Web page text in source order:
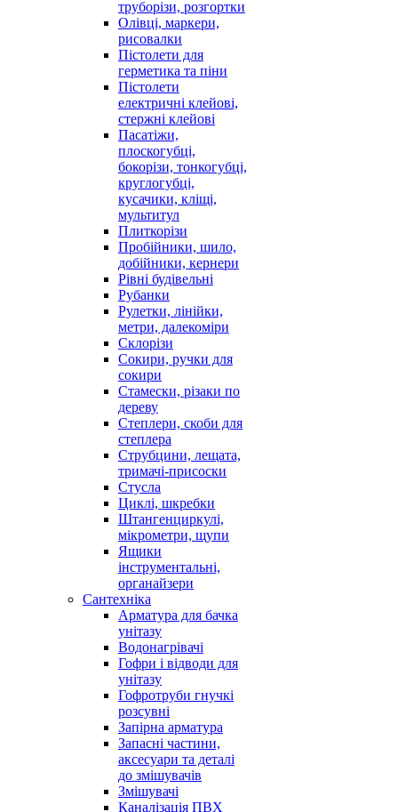
труборізи, розгортки
Олівці, маркери,
рисовалки
Пістолети для
герметика та піни
Пістолети
електричні клейові,
стержні клейові
Пасатіжи,
плоскогубці,
бокорізи, тонкогубці,
круглогубці,
кусачики, кліщі,
мультитул
Плиткорізи
Пробійники, шило,
добійники, кернери
Рівні будівельні
Рубанки
Рулетки, лінійки,
метри, далекоміри
Склорізи
Сокири, ручки для
сокири
Стамески, різаки по
дереву
Степлери, скоби для
степлера
Струбцини, лещата,
тримачі-присоски
Стусла
Циклі, шкребки
Штангенциркулі,
мікрометри, щупи
Ящики
інструментальні,
органайзери
Сантехніка
Арматура для бачка
унітазу
Водонагрівачі
Гофри і відводи для
унітазу
Гофротруби гнучкі
розсувні
Запірна арматура
Запасні частини,
аксесуари та деталі
до змішувачів
Змішувачі
Каналізація ПВХ